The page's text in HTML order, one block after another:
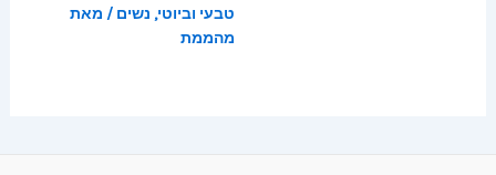
טבעי וביוטי, נשים / מאת
מהממת